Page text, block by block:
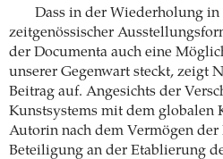
Dass in der Wiederholung
zeitgenössischer
der Documenta auch eine
unserer Gegenwart steckt, zeigt
Beitrag auf. Angesichts der
Kunstsystems mit dem globalen
Autorin nach dem Vermögen
Beteiligung an der Etablierung